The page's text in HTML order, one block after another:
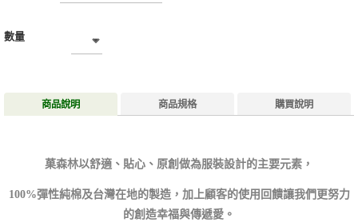
數量
商品說明 商品規格 購買說明
菓森林以舒適、貼心、原創做為服裝設計的主要元素，
100%彈性純棉及台灣在地的製造，加上顧客的使用回饋讓我們更努力
的創造幸福與傳遞愛。